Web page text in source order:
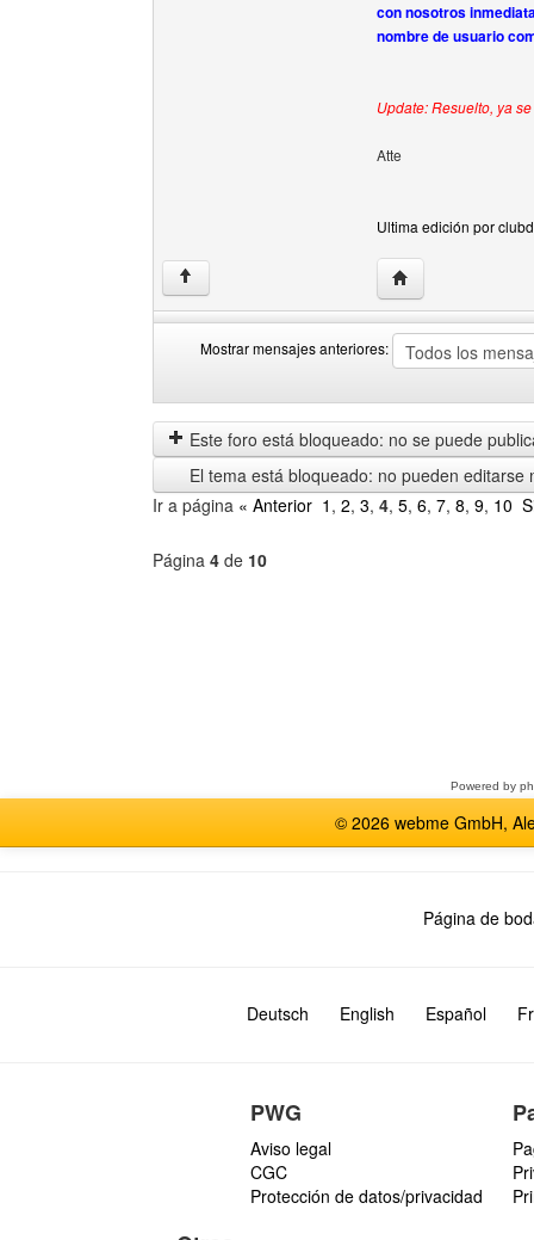
con nosotros
nombre de usuario
Update: Resuelto, ya
Atte
Ultima edición por
↑ Visitar sitio web
Mostrar mensajes anteriores:
mensajes
anteriores
by
Este foro está bloqueado: no se puede
El tema está bloqueado: no pueden editarse
Ir a página « Anterior 1 , 2, 3, 4, 5, 6, 7, 8, 9, 10
Página 4 de 10
Powered by
© 2026 webme GmbH,
Página de
Deutsch English Español
PWG
Aviso legal
CGC
Protección de datos/privacidad